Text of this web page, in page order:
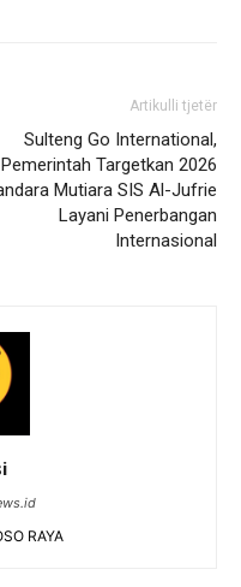
Artikulli tjetër
Sulteng Go International,
Pemerintah Targetkan 2026
Mutiara SIS Al-Jufrie
Layani Penerbangan
Internasional
RAYA